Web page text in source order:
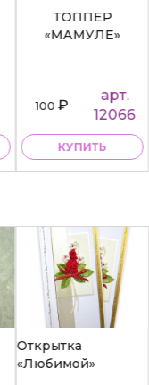
ТОППЕР
«МАМУЛЕ»
100₽
арт.
12066
КУПИТЬ
Открытка
«Любимой»